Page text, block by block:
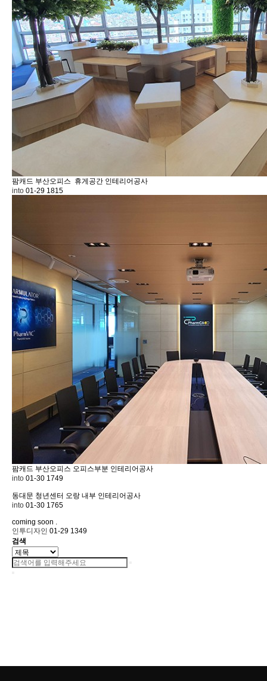
팜캐드 부산오피스 휴게공간 인테리어공사
into 01-29 1815
팜캐드 부산오피스 오피스부분 인테리어공사
into 01-30 1749
동대문 청년센터 오랑 내부 인테리어공사
into 01-30 1765
coming soon .
인투디자인 01-29 1349
검색